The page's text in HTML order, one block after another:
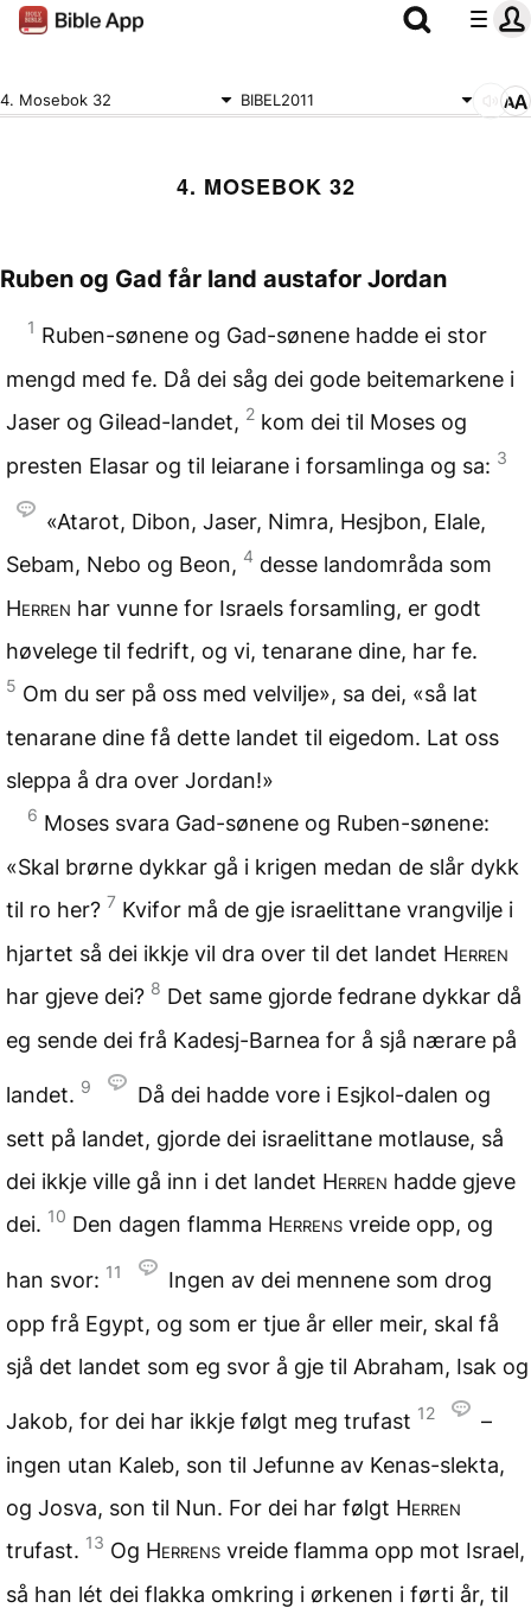
4. Mosebok 32 BIBEL2011
4. MOSEBOK 32
Ruben og Gad får land austafor Jordan
1 Ruben-sønene og Gad-sønene hadde ei stor
mengd med fe. Då dei såg dei gode beitemarkene i
Jaser og Gilead-landet, 2 kom dei til Moses og
presten Elasar og til leiarane i forsamlinga og sa: 3
«Atarot, Dibon, Jaser, Nimra, Hesjbon, Elale,
Sebam, Nebo og Beon, 4 desse landområda som
Herren har vunne for Israels forsamling, er godt
høvelege til fedrift, og vi, tenarane dine, har fe.
5 Om du ser på oss med velvilje», sa dei, «så lat
tenarane dine få dette landet til eigedom. Lat oss
sleppa å dra over Jordan!»
6 Moses svara Gad-sønene og Ruben-sønene:
«Skal brørne dykkar gå i krigen medan de slår dykk
til ro her? 7 Kvifor må de gje israelittane vrangvilje i
hjartet så dei ikkje vil dra over til det landet Herren
har gjeve dei? 8 Det same gjorde fedrane dykkar då
eg sende dei frå Kadesj-Barnea for å sjå nærare på
landet. 9
Då dei hadde vore i Esjkol-dalen og
sett på landet, gjorde dei israelittane motlause, så
dei ikkje ville gå inn i det landet Herren hadde gjeve
dei. 10 Den dagen flamma Herrens vreide opp, og
han svor: 11
Ingen av dei mennene som drog
opp frå Egypt, og som er tjue år eller meir, skal få
sjå det landet som eg svor å gje til Abraham, Isak og
Jakob, for dei har ikkje følgt meg trufast 12
–
ingen utan Kaleb, son til Jefunne av Kenas-slekta,
og Josva, son til Nun. For dei har følgt Herren
trufast. 13 Og Herrens vreide flamma opp mot Israel,
så han lét dei flakka omkring i ørkenen i førti år, til